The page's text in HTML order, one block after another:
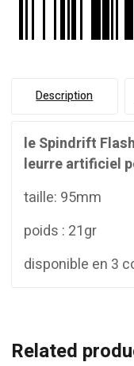
Description
le Spindrift
leurre artificiel
taille: 95mm
poids : 21gr
disponible en 3
Related